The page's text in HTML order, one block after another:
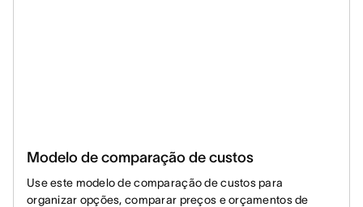
Modelo de comparação de custos
Use este modelo de comparação de custos para
organizar opções, comparar preços e orçamentos de